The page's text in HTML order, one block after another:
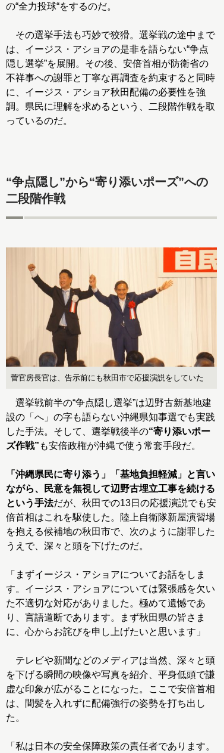
の“全力投球“をするのだ。
その選挙手法も巧妙で狡猾。選挙戦の途中まで
は、イージス・アショアの是非を語らない“争点
隠し選挙”を展開。その後、安倍首相が防衛省の
不祥事への謝罪と丁寧な再調査を約束すると同時
に、イージス・アショア秋田配備の必要性を強
調。県民に理解を求めるという、二段階作戦を取
っているのだ。
“争点隠し”から“寄り添いポーズ”への
二段階作戦
菅官房長官は、告示前にも秋田市で応援演説をしていた
選挙戦前半の“争点隠し選挙”は辺野古新基地建
設の「へ」の字も語らない沖縄県知事選でも実践
した手法。そして、選挙戦後半の“寄り添いポー
ズ作戦” も安倍政権が沖縄で使う常套手段だ。
「沖縄県民に寄り添う」「基地負担軽減」と言い
ながら、民意を無視して辺野古埋立工事を続ける
という手法だが、秋田での13日の応援演説でも安
倍首相はこれを駆使した。陸上自衛隊新屋演習場
を抱える候補地の秋田市で、次のように謝罪した
うえで、深々と頭を下げたのだ。
「まずイージス・アショアについてお話をしま
す。イージス・アショアについては緊張感を欠い
た不適切な対応がありました。極めて遺憾であ
り、言語道断であります。まず秋田県の皆さま
に、心からお詫びを申し上げたいと思います」
テレビや新聞などのメディアは当然、深々と頭
を下げる瞬間の映像や写真を紹介、平身低頭で謙
虚な印象が広がることになった。ここで安倍首相
は、間髪を入れずに配備強行の姿勢を打ち出し
た。
「私は日本の安全保障政策の責任者であります。